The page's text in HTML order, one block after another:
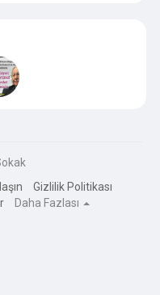
Gizlilik Politikası
Daha Fazlası